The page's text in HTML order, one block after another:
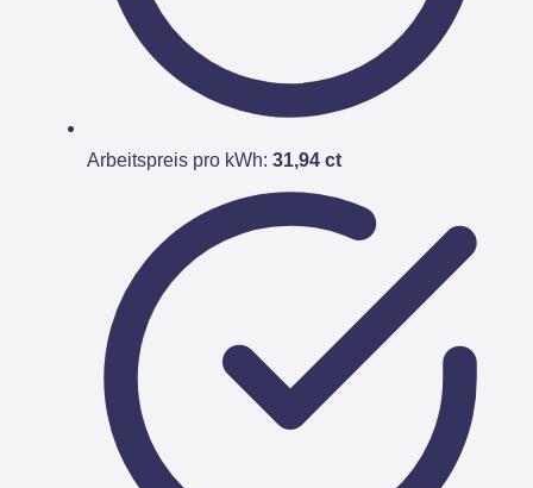
Arbeitspreis pro kWh: 31,94 ct